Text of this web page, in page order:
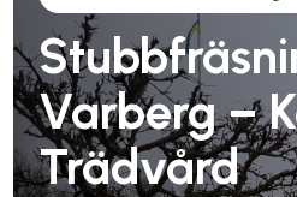
Varberg –
Trädvård